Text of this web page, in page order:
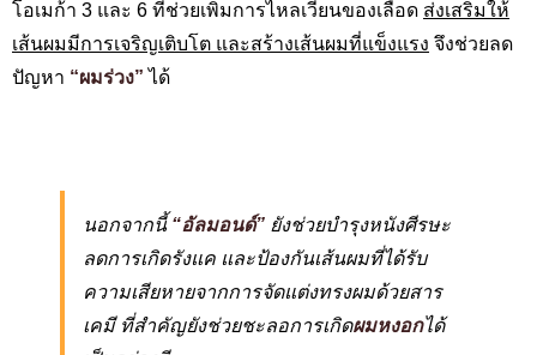
โอเมก้า 3 และ 6 ที่ช่วยเพิ่มการไหลเวียนของเลือด ส่งเสริมให้
เส้นผมมีการเจริญเติบโต และสร้างเส้นผมที่แข็งแรง จึงช่วยลด
ปัญหา “ผมร่วง”ได้
นอกจากนี้ “อัลมอนด์” ยังช่วยบำรุงหนังศีรษะ
ลดการเกิดรังแค และป้องกันเส้นผมที่ได้รับ
ความเสียหายจากการจัดแต่งทรงผมด้วยสาร
เคมี ที่สำคัญยังช่วยชะลอการเกิดผมหงอกได้